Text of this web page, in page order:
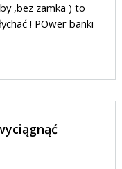
,bez zamka ) to
! POwer banki